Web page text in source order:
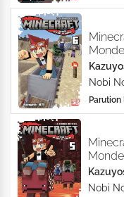
Nobi
Parution
Nobi